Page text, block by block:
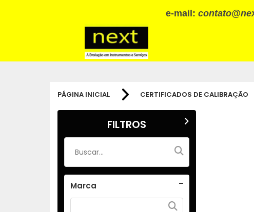
e-mail:
PÁGINA INICIAL CERTIFICADOS DE CALIBRAÇÃO
FILTROS
Marca